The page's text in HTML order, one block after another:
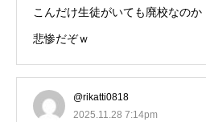
こんだけ生徒がいても廃校なの
悲惨だぞｗ
@rikatti0818
2025.11.28 7:14pm